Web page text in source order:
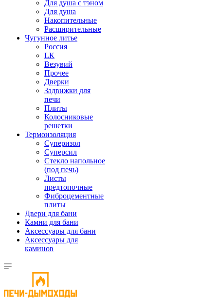
Для душа с тэном
Для душа
Накопительные
Расширительные
Чугунное литье
Россия
LК
Везувий
Прочее
Дверки
Задвижки для
печи
Плиты
Колосниковые
решетки
Термоизоляция
Суперизол
Суперсил
Стекло напольное
(под печь)
Листы
предтопочные
Фиброцементные
плиты
Двери для бани
Камни для бани
Аксессуары для бани
Аксессуары для
каминов